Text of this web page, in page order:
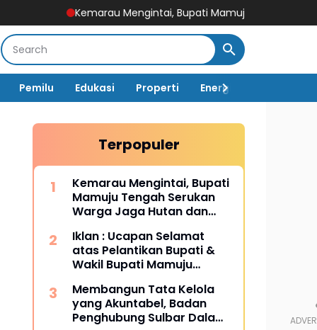
Kemarau Mengintai, Bupati Mamuju Tengah Serukan Warga
Pemilu Edukasi Properti Energi
Terpopuler
Kemarau Mengintai, Bupati
Mamuju Tengah Serukan
Warga Jaga Hutan dan
Iklan : Ucapan Selamat
atas Pelantikan Bupati &
Wakil Bupati Mamuju
Membangun Tata Kelola
yang Akuntabel, Badan
Penghubung Sulbar Dalami